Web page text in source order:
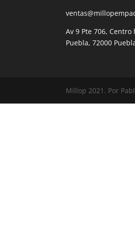
Av 9 Pte 706,
Puebla, 72000
Millop 2021. Por